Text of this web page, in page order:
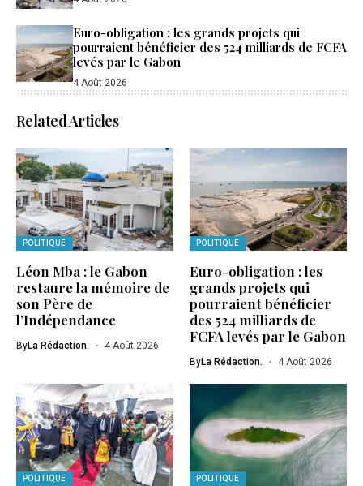
Euro-obligation : les grands projets qui
pourraient bénéficier des 524 milliards de FCFA
levés par le Gabon
4 Août 2026
Related Articles
POLITIQUE
Léon Mba : le Gabon
restaure la mémoire de
son Père de
l’Indépendance
ByLa Rédaction. 4 Août 2026
POLITIQUE
Euro-obligation : les
grands projets qui
pourraient bénéficier
des 524 milliards de
FCFA levés par le Gabon
ByLa Rédaction. 4 Août 2026
POLITIQUE POLITIQUE